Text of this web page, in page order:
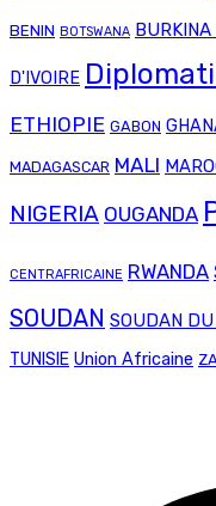
BENIN BOTSWANA BURKINA
D'IVOIRE
ETHIOPIE GABON
MADAGASCAR MALI
NIGERIA OUGANDA
CENTRAFRICAINE RWANDA
SOUDAN SOUDAN
TUNISIE Union Africaine